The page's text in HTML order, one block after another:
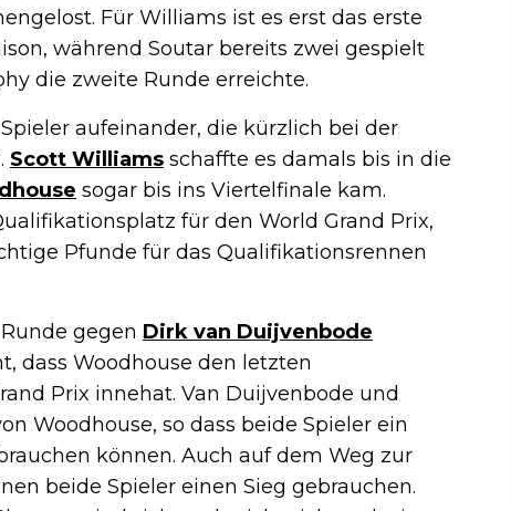
Für Williams ist es erst das erste
während Soutar bereits zwei gespielt
die zweite Runde erreichte.
aufeinander, die kürzlich bei der
Scott Williams schaffte es damals bis in die
sogar bis ins Viertelfinale kam.
für den World Grand Prix,
Pfunde für das Qualifikationsrennen
gegen Dirk van Duijvenbode
dass Woodhouse den letzten
Prix innehat. Van Duijvenbode und
Woodhouse, so dass beide Spieler ein
können. Auch auf dem Weg zur
beide Spieler einen Sieg gebrauchen.